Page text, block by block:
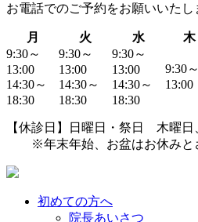
お電話でのご予約をお願いいたし
月 火 水 木
9:30～
13:00
9:30～
13:00
9:30～
13:00
9:30～
13:00
14:30～
18:30
14:30～
18:30
14:30～
18:30
【休診日】日曜日・祭日 木曜日
※年末年始、お盆はお休みとさ
初めての方へ
院長あいさつ